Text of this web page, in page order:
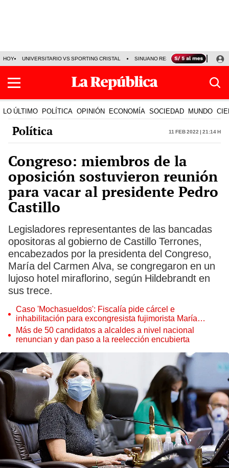
HOY UNIVERSITARIO VS SPORTING CRISTAL SINUANO RESULTADOS HOY
LO ÚLTIMO POLÍTICA OPINIÓN ECONOMÍA SOCIEDAD MUNDO
Política 11 Feb 2022 | 21:14 h
Congreso: miembros de la
oposición sostuvieron reunión
para vacar al presidente Pedro
Castillo
Legisladores representantes de las bancadas
opositoras al gobierno de Castillo Terrones,
encabezados por la presidenta del Congreso,
María del Carmen Alva, se congregaron en un
lujoso hotel miraflorino, según Hildebrandt en
sus trece.
Caso 'Mochasueldos': Fiscalía pide cárcel e
inhabilitación para excongresista fujimorista María
Cordero Jon Tay
Más de 50 candidatos a alcaldes a nivel nacional
renuncian y dan paso a la reelección encubierta